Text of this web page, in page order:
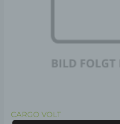
CARGO VOLT